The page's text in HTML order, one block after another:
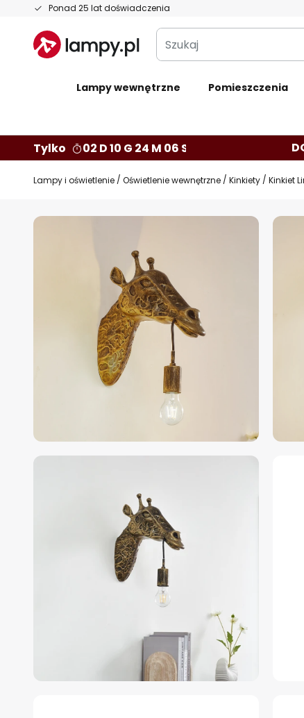
Ponad 25 lat doświadczenia
Przejdź
treści
Szukaj
Lampy wewnętrzne Pomieszczenia
Tylko 02 D 10 G 24 M 05 S
Lampy i oświetlenie Oświetlenie wewnętrzne Kinkiety Kinkiet
Przejdź